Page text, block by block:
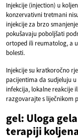
Injekcije (injection) u
konzervativni tretmani
injekcije za brzo
pokušavaju poboljšati
ortoped ili reumatolog, a
bolesti.
Injekcije su kratkoročno
pacijentima da sudjeluju
infekcija, lokalne reakcije
razgovarajte s liječnikom
gel: Uloga
terapiji